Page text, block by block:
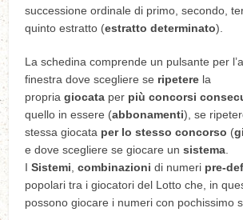
successione ordinale di primo, secondo,
quinto estratto (estratto determinato).
La schedina comprende un pulsante per
finestra dove scegliere se ripetere la
propriagiocata per più concorsi
quello in essere (abbonamenti), se
stessa giocata per lo stesso concorso (
e dove scegliere se giocare unsistema
ISistemi ,combinazionidi numeri pre-
popolari tra i giocatori del Lotto che, in
possono giocare i numeri con pochissimo